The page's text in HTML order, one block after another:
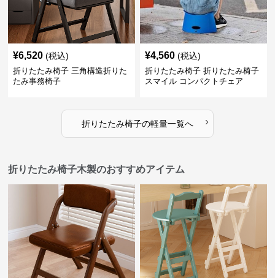
¥6,520 (税込)
折りたたみ椅子 三角構造折りた
たみ事務椅子
¥4,560 (税込)
折りたたみ椅子 折りたたみ椅子
スマイル コンパクトチェア
折りたたみ椅子の軽量一覧へ ›
折りたたみ椅子木製のおすすめアイテム